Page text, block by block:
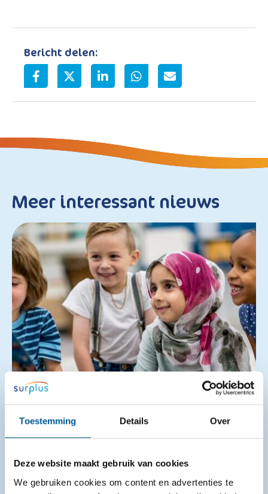
Toestemming Details Over
Deze website maakt gebruik van cookies
We gebruiken cookies om content en advertenties te
Bericht delen:
Meer interessant nieuws
proefperiode
06-08-2026